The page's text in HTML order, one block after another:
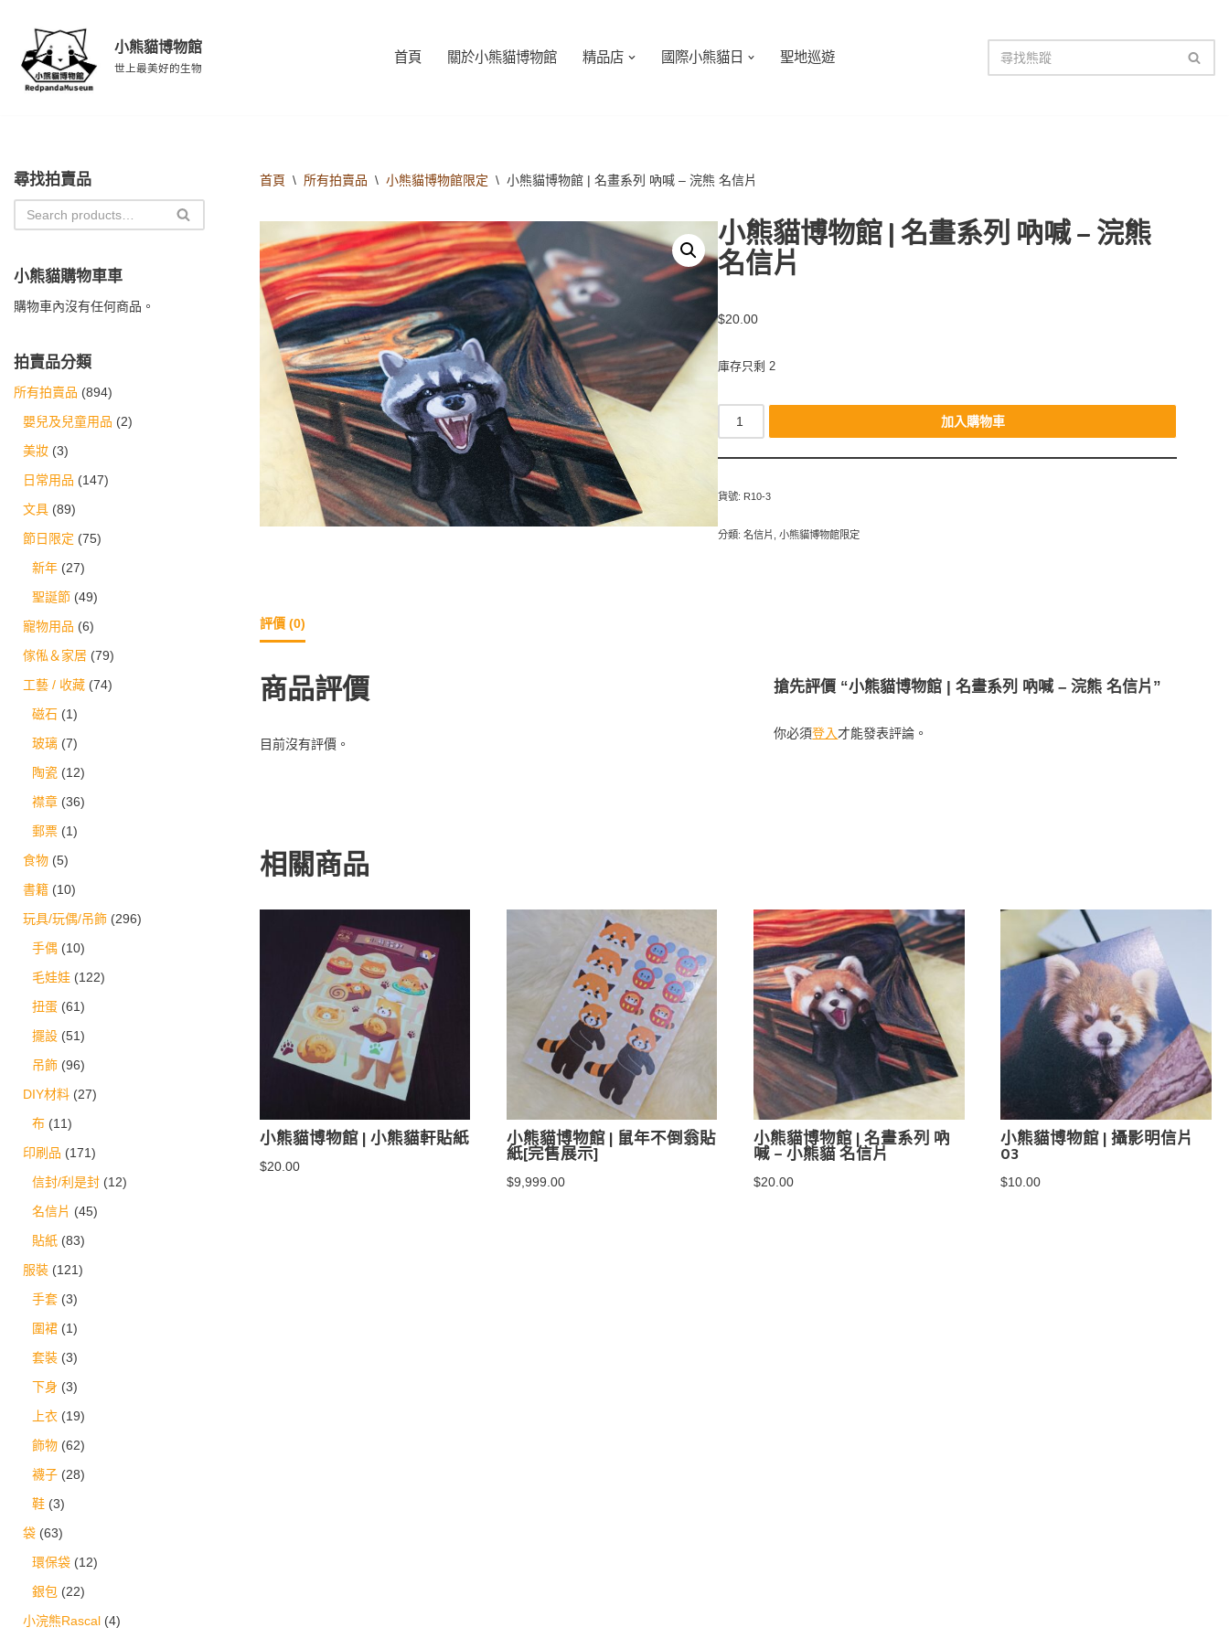
Skip
to
content
小熊貓博物館
世上最美好的生物
首頁 關於小熊貓博物館 精品店 國際小熊貓日 聖地巡遊
尋找拍賣品
小熊貓購物車車
購物車內沒有任何商品。
拍賣品分類
所有拍賣品 (894)
嬰兒及兒童用品 (2)
美妝 (3)
日常用品 (147)
文具 (89)
節日限定 (75)
新年 (27)
聖誕節 (49)
寵物用品 (6)
傢俬＆家居 (79)
工藝 / 收藏 (74)
磁石 (1)
玻璃 (7)
陶瓷 (12)
襟章 (36)
郵票 (1)
食物 (5)
書籍 (10)
玩具/玩偶/吊飾 (296)
手偶 (10)
毛娃娃 (122)
扭蛋 (61)
擺設 (51)
吊飾 (96)
DIY材料 (27)
布 (11)
印刷品 (171)
信封/利是封 (12)
名信片 (45)
貼紙 (83)
服裝 (121)
手套 (3)
圍裙 (1)
套裝 (3)
下身 (3)
上衣 (19)
飾物 (62)
襪子 (28)
鞋 (3)
袋 (63)
環保袋 (12)
銀包 (22)
小浣熊Rascal (4)
首頁 \ 所有拍賣品 \ 小熊貓博物館限定 \ 小熊貓博物館 | 名畫系列 吶喊 – 浣熊 名信片
小熊貓博物館 | 名畫系列 吶喊 – 浣熊
名信片
$20.00
庫存只剩 2
加入購物車
貨號: R10-3
分類:名信片 ,小熊貓博物館限定
評價 (0)
商品評價
目前沒有評價。
搶先評價 “小熊貓博物館 | 名畫系列 吶喊 – 浣熊 名信片”
你必須登入 才能發表評論。
相關商品
小熊貓博物館 | 小熊貓軒貼紙
$20.00
小熊貓博物館 | 鼠年不倒翁貼
紙[完售展示]
$9,999.00
小熊貓博物館 | 名畫系列 吶
喊 – 小熊貓 名信片
$20.00
小熊貓博物館 | 攝影明信片
03
$10.00